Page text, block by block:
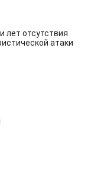
отсутствия
атаки